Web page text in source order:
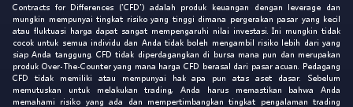
Contracts for Differences ('CFD') adalah produk keuangan dengan leverage dan
mungkin mempunyai tingkat risiko yang tinggi dimana pergerakan pasar yang kecil
atau fluktuasi harga dapat sangat mempengaruhi nilai investasi. Ini mungkin tidak
cocok untuk semua individu dan Anda tidak boleh mengambil risiko lebih dari yang
siap Anda tanggung. CFD tidak diperdagangkan di bursa mana pun dan merupakan
produk Over-The-Counter yang mana harga CFD berasal dari pasar acuan. Pedagang
CFD tidak memiliki atau mempunyai hak apa pun atas aset dasar. Sebelum
memutuskan untuk melakukan trading, Anda harus memastikan bahwa Anda
memahami risiko yang ada dan mempertimbangkan tingkat pengalaman trading